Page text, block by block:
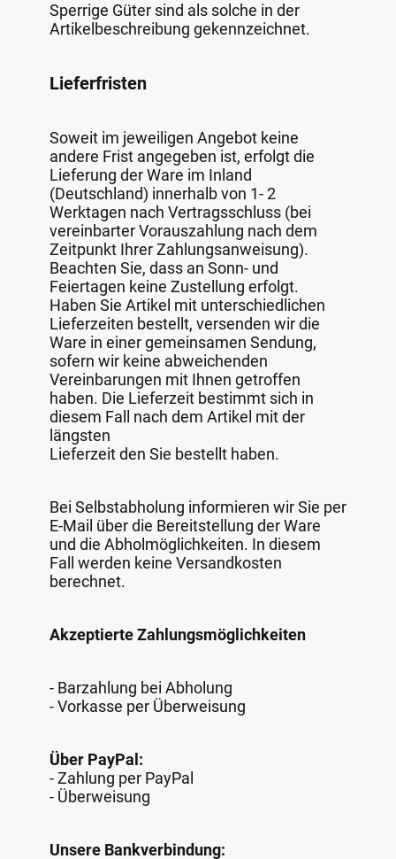
Sperrige Güter sind als solche in der
Artikelbeschreibung gekennzeichnet.
Lieferfristen
Soweit im jeweiligen Angebot keine
andere Frist angegeben ist, erfolgt die
Lieferung der Ware im Inland
(Deutschland) innerhalb von 1- 2
Werktagen nach Vertragsschluss (bei
vereinbarter Vorauszahlung nach dem
Zeitpunkt Ihrer Zahlungsanweisung).
Beachten Sie, dass an Sonn- und
Feiertagen keine Zustellung erfolgt.
Haben Sie Artikel mit unterschiedlichen
Lieferzeiten bestellt, versenden wir die
Ware in einer gemeinsamen Sendung,
sofern wir keine abweichenden
Vereinbarungen mit Ihnen getroffen
haben. Die Lieferzeit bestimmt sich in
diesem Fall nach dem Artikel mit der
längsten
Lieferzeit den Sie bestellt haben.
Bei Selbstabholung informieren wir Sie per
E-Mail über die Bereitstellung der Ware
und die Abholmöglichkeiten. In diesem
Fall werden keine Versandkosten
berechnet.
Akzeptierte Zahlungsmöglichkeiten
- Barzahlung bei Abholung
- Vorkasse per Überweisung
Über PayPal:
- Zahlung per PayPal
- Überweisung
Unsere Bankverbindung: